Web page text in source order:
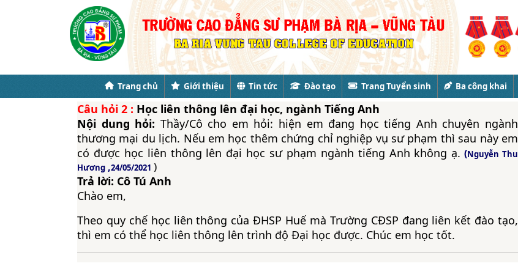
Trang chủ Giới thiệu Tin tức Đào tạo Trang Tuyển sinh Ba công khai
Câu hỏi 2 : Học liên thông lên đại học, ngành Tiếng Anh
Nội dung hỏi: Thầy/Cô cho em hỏi: hiện em đang học tiếng Anh chuyên ngành
thương mại du lịch. Nếu em học thêm chứng chỉ nghiệp vụ sư phạm thì sau này em
có được học liên thông lên đại học sư phạm ngành tiếng Anh không ạ. (Nguyễn Thu
Hương ,24/05/2021 )
Trả lời: Cô Tú Anh
Chào em,
Theo quy chế học liên thông của ĐHSP Huế mà Trường CĐSP đang liên kết đào tạo,
thì em có thể học liên thông lên trình độ Đại học được. Chúc em học tốt.